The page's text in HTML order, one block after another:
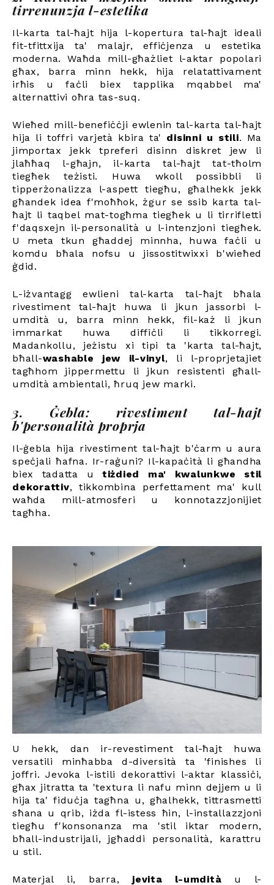
tirrenunzja l-estetika
Il-karta tal-ħajt hija l-kopertura tal-ħajt ideali
fit-tfittxija ta' malajr, effiċjenza u estetika
moderna. Waħda mill-għażliet l-aktar popolari
għax, barra minn hekk, hija relatattivament
irħis u faċli biex tapplika mqabbel ma'
alternattivi oħra tas-suq.
Wieħed mill-benefiċċji ewlenin tal-karta tal-ħajt
hija li toffri varjetà kbira ta' disinni u stili. Ma
jimportax jekk tpreferi disinn diskret jew li
jlaħħaq l-għajn, il-karta tal-ħajt tat-tħolm
tiegħek teżisti. Huwa wkoll possibbli li
tipperżonalizza l-aspett tiegħu, għalhekk jekk
għandek idea f'moħħok, żgur se ssib karta tal-
ħajt li taqbel mat-togħma tiegħek u li tirrifletti
f'daqsxejn il-personalità u l-intenzjoni tiegħek.
U meta tkun għaddej minnha, huwa faċli u
komdu bħala nofsu u jissostitwixxi b'wieħed
ġdid.
L-iżvantagg ewlieni tal-karta tal-ħajt bħala
rivestiment tal-ħajt huwa li jkun jassorbi l-
umdità u, barra minn hekk, fil-każ li jkun
immarkat huwa diffiċli li tikkorregi.
Madankollu, jeżistu xi tipi ta 'karta tal-ħajt,
bħall-washable jew il-vinyl, li l-proprjetajiet
tagħhom jippermettu li jkun resistenti għall-
umdità ambientali, ħruq jew marki.
3. Ġebla: rivestiment tal-ħajt
b'personalità proprja
Il-ġebla hija rivestiment tal-ħajt b'ċarm u aura
speċjali ħafna. Ir-raġuni? Il-kapaċità li għandha
biex tadatta u tiżdied ma' kwalunkwe stil
dekorattiv, tikkombina perfettament ma' kull
waħda mill-atmosferi u konnotazzjonijiet
tagħha.
U hekk, dan ir-revestiment tal-ħajt huwa
versatili minħabba d-diversità ta 'finishes li
joffri. Jevoka l-istili dekorattivi l-aktar klassiċi,
għax jitratta ta 'textura li nafu minn dejjem u li
hija ta' fiduċja tagħna u, għalhekk, tittrasmetti
sħana u qrib, iżda fl-istess ħin, l-installazzjoni
tiegħu f'konsonanza ma 'stil iktar modern,
bħall-industrijali, jgħaddi personalità, karattru
u stil.
Materjal li, barra, jevita l-umdità u l-